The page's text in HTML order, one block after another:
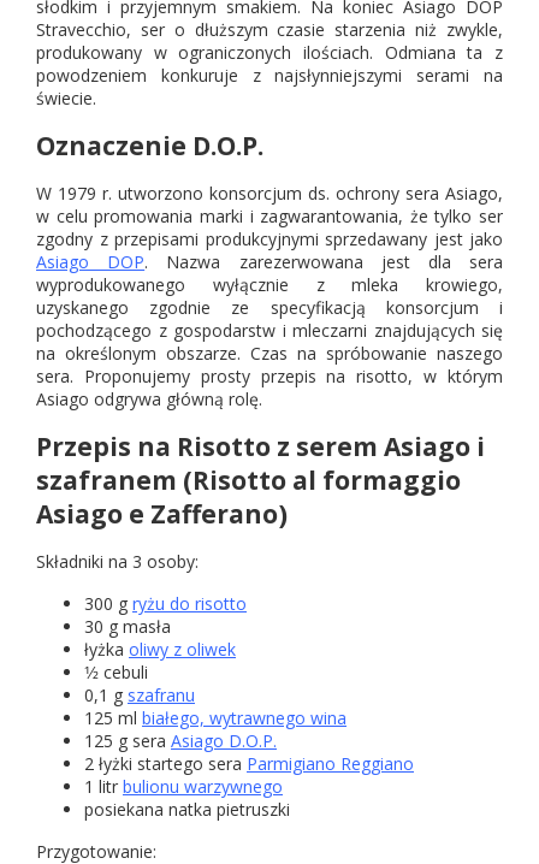
słodkim i przyjemnym smakiem. Na koniec Asiago DOP
Stravecchio, ser o dłuższym czasie starzenia niż zwykle,
produkowany w ograniczonych ilościach. Odmiana ta z
powodzeniem konkuruje z najsłynniejszymi serami na
świecie.
Oznaczenie D.O.P.
W 1979 r. utworzono konsorcjum ds. ochrony sera Asiago,
w celu promowania marki i zagwarantowania, że tylko ser
zgodny z przepisami produkcyjnymi sprzedawany jest jako
Asiago DOP. Nazwa zarezerwowana jest dla sera
wyprodukowanego wyłącznie z mleka krowiego,
uzyskanego zgodnie ze specyfikacją konsorcjum i
pochodzącego z gospodarstw i mleczarni znajdujących się
na określonym obszarze. Czas na spróbowanie naszego
sera. Proponujemy prosty przepis na risotto, w którym
Asiago odgrywa główną rolę.
Przepis na Risotto z serem Asiago i
szafranem (Risotto al formaggio
Asiago e Zafferano)
Składniki na 3 osoby:
300 g ryżu do risotto
30 g masła
łyżka oliwy z oliwek
1⁄2 cebuli
0,1 g szafranu
125 ml białego, wytrawnego wina
125 g sera Asiago D.O.P.
2 łyżki startego sera Parmigiano Reggiano
1 litr bulionu warzywnego
posiekana natka pietruszki
Przygotowanie: